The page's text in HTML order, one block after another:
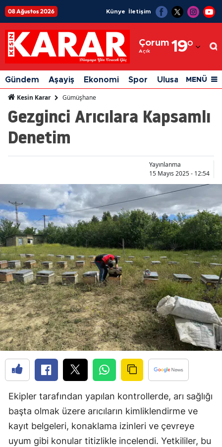
08 Ağustos 2026 Künye İletişim
Çorum
Açık 19°
Adıyaman
Afyonkarahisar
Ağrı
Amasya
Artvin
Aydın
Balıkesir
Bilecik
Bingöl
Bitlis
Bolu
Burdur
Bursa
Çankırı
Çorum
Denizli
Diyarbakır
Gündem Aşayiş Ekonomi Spor Ulusal Siyaset
MENÜ
Kesin Karar Gümüşhane
Gezginci Arıcılara Kapsamlı
Denetim
Yayınlanma
15 Mayıs 2025 - 12:54
Ekipler tarafından yapılan kontrollerde, arı sağlığı
başta olmak üzere arıcıların kimliklendirme ve
kayıt belgeleri, konaklama izinleri ve çevreye
uyum gibi konular titizlikle incelendi. Yetkililer, bu